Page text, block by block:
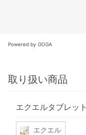
Powered by GOGA
取り扱い商品
エクエルタブレット
エクエル